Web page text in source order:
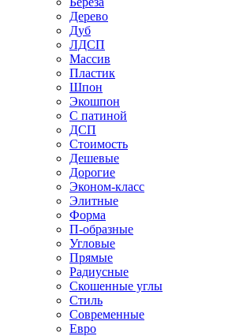
Дерево
Дуб
ЛДСП
Массив
Пластик
Шпон
Экошпон
С патиной
ДСП
Стоимость
Дешевые
Дорогие
Эконом-класс
Элитные
Форма
П-образные
Угловые
Прямые
Радиусные
Скошенные углы
Стиль
Современные
Евро